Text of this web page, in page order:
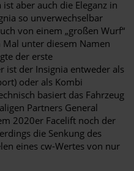
aber auch die Eleganz in
so unverwechselbar
von einem „großen Wurf“
unter diesem Namen
der erste
ist der Insignia entweder als
oder als Kombi
basiert das Fahrzeug
Partners General
2020er Facelift noch der
die Senkung des
eines cw-Wertes von nur